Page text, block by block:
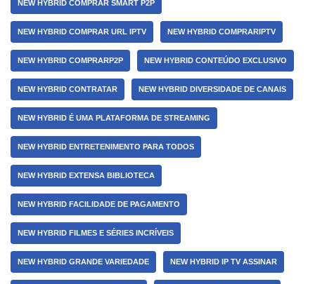
NEW HYBRID COMPRAR SMART P2P
NEW HYBRID COMPRAR URL IPTV NEW HYBRID COMPRARIPTV
NEW HYBRID COMPRARP2P NEW HYBRID CONTEÚDO EXCLUSIVO
NEW HYBRID CONTRATAR NEW HYBRID DIVERSIDADE DE CANAIS
NEW HYBRID É UMA PLATAFORMA DE STREAMING
NEW HYBRID ENTRETENIMENTO PARA TODOS
NEW HYBRID EXTENSA BIBLIOTECA
NEW HYBRID FACILIDADE DE PAGAMENTO
NEW HYBRID FILMES E SÉRIES INCRÍVEIS
NEW HYBRID GRANDE VARIEDADE NEW HYBRID IP TV ASSINAR